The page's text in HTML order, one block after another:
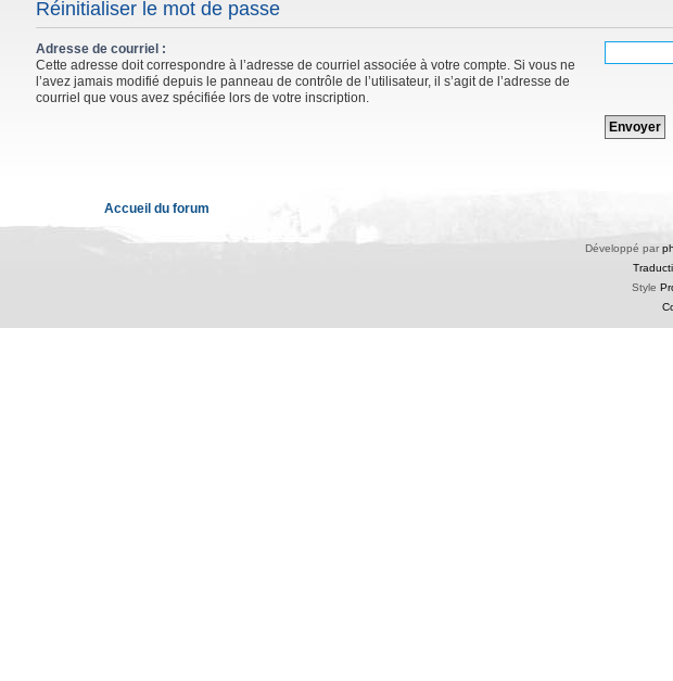
Réinitialiser le mot de passe
Adresse de courriel :
Cette adresse doit correspondre à l’adresse de courriel associée à votre compte. Si vous ne
l’avez jamais modifié depuis le panneau de contrôle de l’utilisateur, il s’agit de l’adresse de
courriel que vous avez spécifiée lors de votre inscription.
Accueil du forum
Développé par
Style